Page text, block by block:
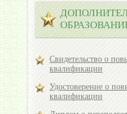
Свидетельство о
квалификации
Удостоверение о
квалификации